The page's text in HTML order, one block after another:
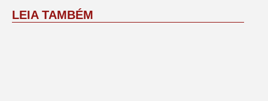
LEIA TAMBÉM